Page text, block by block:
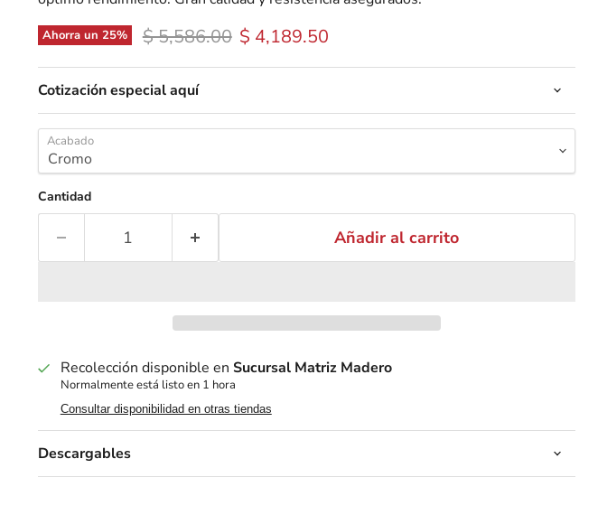
Ahorra un 25% Precio original
$ 5,586.00 Precio actual
$ 4,189.50
Cotización especial aquí
Acabado
Cantidad
Añadir al carrito
Recolección disponible en Sucursal Matriz Madero
Normalmente está listo en 1 hora
Consultar disponibilidad en otras tiendas
Descargables